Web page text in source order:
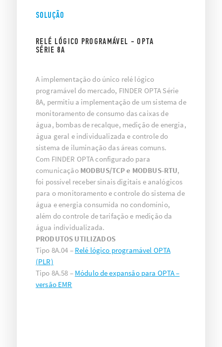
SOLUÇÃO
RELÉ LÓGICO PROGRAMÁVEL - OPTA
SÉRIE 8A
A implementação do único relé lógico
programável do mercado, FINDER OPTA Série
8A, permitiu a implementação de um sistema de
monitoramento de consumo das caixas de
água, bombas de recalque, medição de energia,
água geral e individualizada e controle do
sistema de iluminação das áreas comuns.
Com FINDER OPTA configurado para
comunicação MODBUS/TCP e MODBUS-RTU,
foi possível receber sinais digitais e analógicos
para o monitoramento e controle do sistema de
água e energia consumida no condomínio,
além do controle de tarifação e medição da
água individualizada.
PRODUTOS UTILIZADOS
Tipo 8A.04 – Relé lógico programável OPTA
(PLR)
Tipo 8A.58 – Módulo de expansão para OPTA –
versão EMR